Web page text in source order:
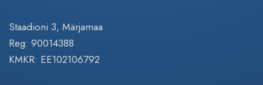
Staadioni 3, Märjamaa
Reg: 90014388
KMKR: EE102106792